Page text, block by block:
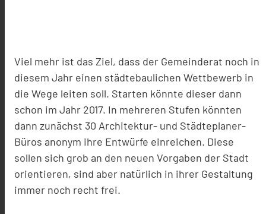
Viel mehr ist das Ziel, dass der Gemeinderat noch in
diesem Jahr einen städtebaulichen Wettbewerb in
die Wege leiten soll. Starten könnte dieser dann
schon im Jahr 2017. In mehreren Stufen könnten
dann zunächst 30 Architektur- und Städteplaner-
Büros anonym ihre Entwürfe einreichen. Diese
sollen sich grob an den neuen Vorgaben der Stadt
orientieren, sind aber natürlich in ihrer Gestaltung
immer noch recht frei.